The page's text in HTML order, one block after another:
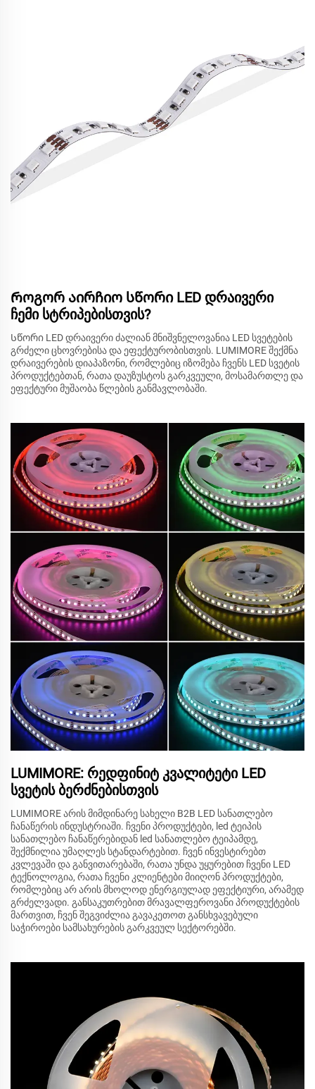
Როგორ აირჩიო სწორი LED დრაივერი
ჩემი სტრიპებისთვის?
Სწორი LED დრაივერი ძალიან მნიშვნელოვანია LED სვეტების
გრძელი ცხოვრებისა და ეფექტურობისთვის. LUMIMORE შექმნა
დრაივერების დიაპაზონი, რომლებიც იზომება ჩვენს LED სვეტის
პროდუქტებთან, რათა დაუზუსტოს გარკვეული, მოსამართლე და
ეფექტური მუშაობა წლების განმავლობაში.
LUMIMORE: რედფინიტ კვალიტეტი LED
სვეტის ბერძნებისთვის
LUMIMORE არის მიმდინარე სახელი B2B LED სანათლებო
ჩანაწერის ინდუსტრიაში. ჩვენი პროდუქტები, led ტეიპის
სანათლებო ჩანაწერებიდან led სანათლებო ტეიპამდე,
შექმნილია უმაღლეს სტანდარტებით. ჩვენ ინვესტირებთ
კვლევაში და განვითარებაში, რათა უნდა უყურებით ჩვენი LED
ტექნოლოგია, რათა ჩვენი კლიენტები მიიღონ პროდუქტები,
რომლებიც არ არის მხოლოდ ენერგიულად ეფექტიური, არამედ
გრძელვადი. განსაკუთრებით მრავალფეროვანი პროდუქტების
მართვით, ჩვენ შეგვიძლია გავაკეთოთ განსხვავებული
საჭიროები სამსახურების გარკვეულ სექტორებში.